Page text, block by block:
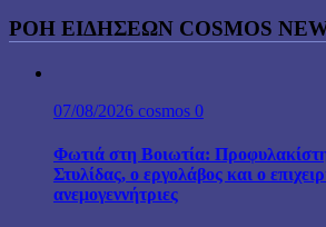
ΡΟΉ ΕΙΔΉΣΕΩΝ COSMOS
07/08/2026 cosmos 0
Φωτιά στη Βοιωτία:
Στυλίδας, ο εργολάβος και ο
ανεμογεννήτριες